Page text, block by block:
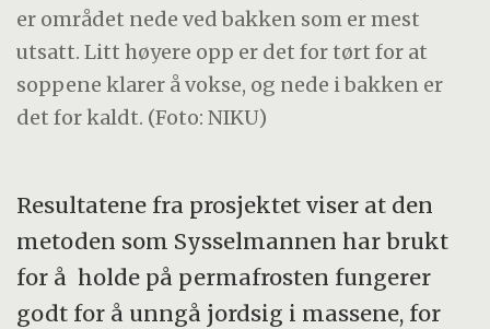
er området nede ved bakken som er mest
utsatt. Litt høyere opp er det for tørt for at
soppene klarer å vokse, og nede i bakken er
det for kaldt. (Foto: NIKU)
Resultatene fra prosjektet viser at den
metoden som Sysselmannen har brukt
for å holde på permafrosten fungerer
godt for å unngå jordsig i massene, for